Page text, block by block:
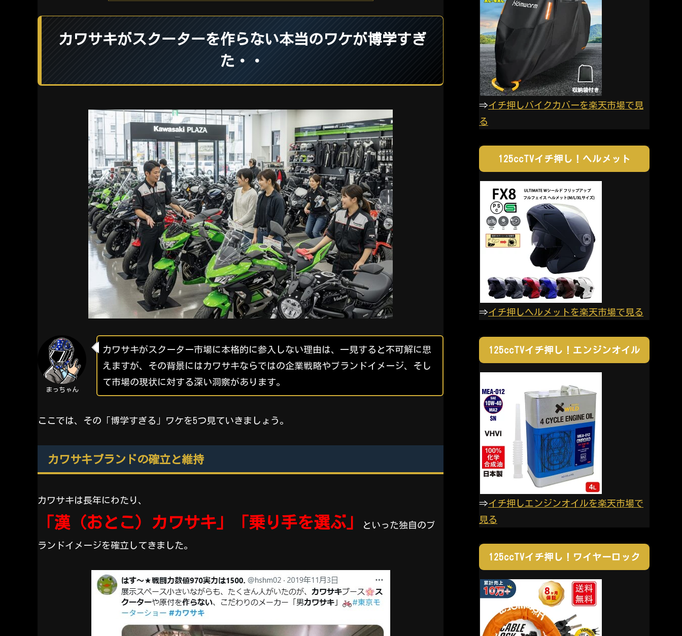
カワサキがスクーターを作らない本当のワケが博学すぎ
た・・
まっちゃん
カワサキがスクーター市場に本格的に参入しない理由は、一見すると不可解に思
えますが、その背景にはカワサキならではの企業戦略やブランドイメージ、そし
て市場の現状に対する深い洞察があります。
ここでは、その「博学すぎる」ワケを5つ見ていきましょう。
カワサキブランドの確立と維持
カワサキは長年にわたり、
「漢（おとこ）カワサキ」「乗り手を選ぶ」 といった独自のブ
ランドイメージを確立してきました。
⇒イチ押しバイクカバーを楽天市場で見
る
125ccTVイチ押し！ヘルメット
⇒イチ押しヘルメットを楽天市場で見る
125ccTVイチ押し！エンジンオイル
⇒イチ押しエンジンオイルを楽天市場で
見る
125ccTVイチ押し！ワイヤーロック